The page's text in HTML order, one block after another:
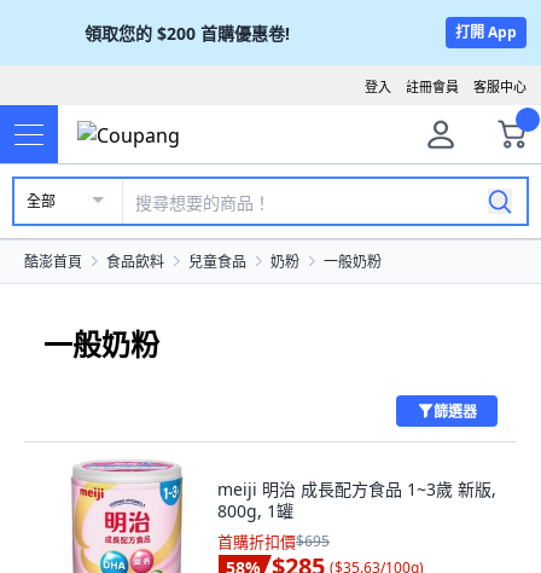
領取您的 $200 首購優惠卷! 打開 App
客服中心
註冊會員
登入
全部
酷澎首頁 食品飲料 兒童食品 奶粉 一般奶粉
一般奶粉
篩選器
meiji 明治 成長配方食品 1~3歲 新版,
800g, 1罐
首購折扣價$695
58% $285 ($35.63/100g)